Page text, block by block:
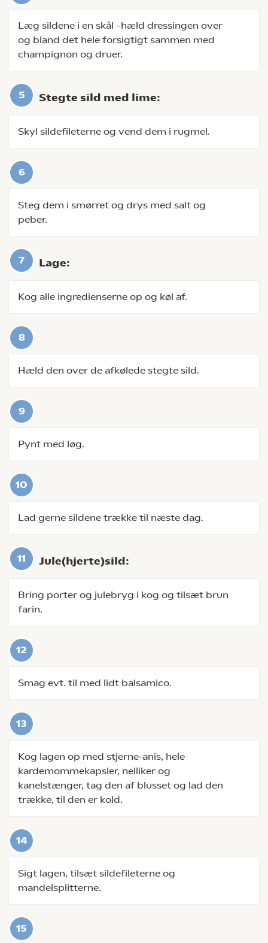
Læg sildene i en skål –hæld dressingen over
og bland det hele forsigtigt sammen med
champignon og druer.
Stegte sild med lime:
Skyl sildefileterne og vend dem i rugmel.
Steg dem i smørret og drys med salt og
peber.
Lage:
Kog alle ingredienserne op og køl af.
Hæld den over de afkølede stegte sild.
Pynt med løg.
Lad gerne sildene trække til næste dag.
Jule(hjerte)sild:
Bring porter og julebryg i kog og tilsæt brun
farin.
Smag evt. til med lidt balsamico.
Kog lagen op med stjerne-anis, hele
kardemommekapsler, nelliker og
kanelstænger, tag den af blusset og lad den
trække, til den er kold.
Sigt lagen, tilsæt sildefileterne og
mandelsplitterne.